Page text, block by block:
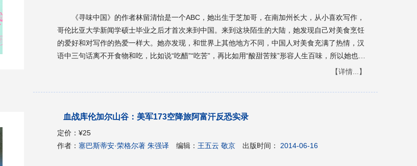
《寻味中国》的作者林留清怡是一个ABC，她出生于芝加哥，在南加州长大，从小喜欢写作，
哥伦比亚大学新闻学硕士毕业之后才首次来到中国。来到这块陌生的大陆，她发现自己对美食烹饪
的爱好和对写作的热爱一样大。她亦发现，和世界上其他地方不同，中国人对美食充满了热情，汉
语中三句话离不开食物和吃，比如说“吃醋”“吃苦”，再比如用“酸甜苦辣”形容人生百味，所以她也希
望通过美食走近中国文化，寻找自己的根。 冒险之旅从北京的一所“既没有暖气，也没有量杯”的烹
子，到狗肉、牛鞭，又或顶级餐厅的饕餮盛宴。在厨房里，在餐桌上，她遍尝独特的中国美食，也
国社会几十年来的巨大变迁。 作者以跨文化观察的方式，幽默生动地写下她的经历。她的文字读
来令人垂涎，文字中流露出浓浓的人情味，酸甜苦辣咸，所有的滋味都在书中一一呈现，从中国人
的餐桌看尽中国社会的风貌百态和时代变迁，以及美食如何慰藉人们的心灵。这个“味”，不仅仅是
【详情...】
血战库伦加尔山谷：美军173空降旅阿富汗反恐实录
定价：¥25
作者：塞巴斯蒂安·荣格尔著 朱强译 编辑： 王五云 敬京 出版时间： 2014-06-16